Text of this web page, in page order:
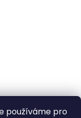
používáme pro